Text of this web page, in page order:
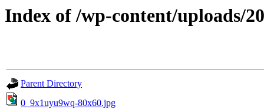
Index of /wp-content/uploads/
Parent Directory
0_9x1uyu9wq-80x60.jpg